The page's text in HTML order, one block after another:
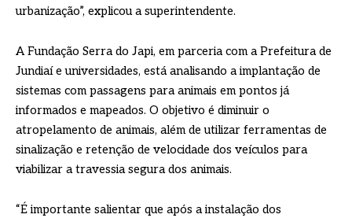
urbanização”, explicou a superintendente.
A Fundação Serra do Japi, em parceria com a Prefeitura de
Jundiaí e universidades, está analisando a implantação de
sistemas com passagens para animais em pontos já
informados e mapeados. O objetivo é diminuir o
atropelamento de animais, além de utilizar ferramentas de
sinalização e retenção de velocidade dos veículos para
viabilizar a travessia segura dos animais.
“É importante salientar que após a instalação dos